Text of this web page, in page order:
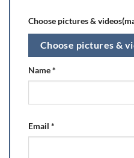
Choose pictures &
Choose pictures &
Name*
Email *